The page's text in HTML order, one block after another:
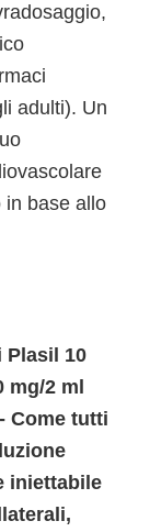
adulti). Un
in base allo
Plasil 10
2 ml
Come tutti
iniettabile